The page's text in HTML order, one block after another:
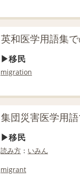
英和医学用語集
移民
migration
集団災害医学用
移民
読み方 ： いみん
migrant